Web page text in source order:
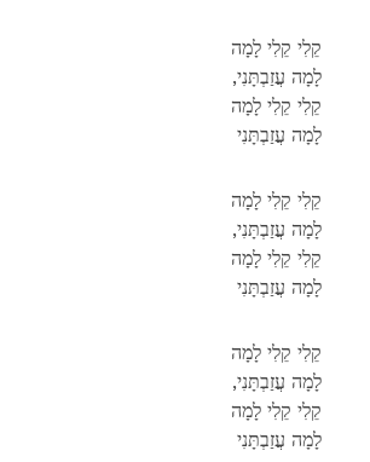
קֵלִי קֵלִי לָמָה
,לָמָה עֲזַבְתָּנִי
קֵלִי קֵלִי לָמָה
לָמָה עֲזַבְתָּנִי
קֵלִי קֵלִי לָמָה
,לָמָה עֲזַבְתָּנִי
קֵלִי קֵלִי לָמָה
לָמָה עֲזַבְתָּנִי
קֵלִי קֵלִי לָמָה
,לָמָה עֲזַבְתָּנִי
קֵלִי קֵלִי לָמָה
לָמָה עֲזַבְתָּנִי